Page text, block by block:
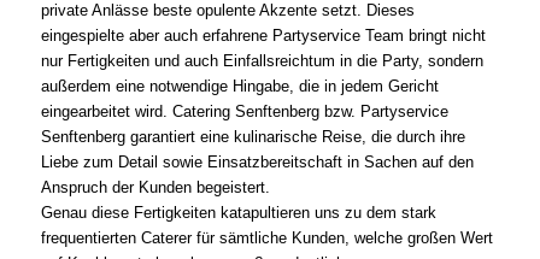
private Anlässe beste opulente Akzente setzt. Dieses
eingespielte aber auch erfahrene Partyservice Team bringt nicht
nur Fertigkeiten und auch Einfallsreichtum in die Party, sondern
außerdem eine notwendige Hingabe, die in jedem Gericht
eingearbeitet wird. Catering Senftenberg bzw. Partyservice
Senftenberg garantiert eine kulinarische Reise, die durch ihre
Liebe zum Detail sowie Einsatzbereitschaft in Sachen auf den
Anspruch der Kunden begeistert.
Genau diese Fertigkeiten katapultieren uns zu dem stark
frequentierten Caterer für sämtliche Kunden, welche großen Wert